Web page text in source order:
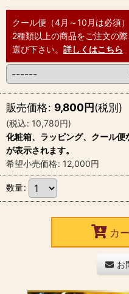
クール便（4月～10月は必須）
2種類以上の商品をご注文の
選び下さい。 詳しくはこちら
販売価格: 9,800円(税別)
(税込: 10,780円)
化粧箱、ラッピング、クール
が表示されます。
希望小売価格: 12,000円
数量:
カ
お